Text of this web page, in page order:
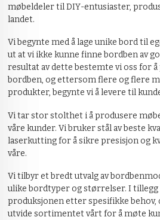
møbeldeler til DIY-entusiaster,
landet.
Vi begynte med å lage unike bord til
ut at vi ikke kunne finne bordben av
resultat av dette bestemte vi oss for
bordben, og ettersom flere og flere
produkter, begynte vi å levere til
Vi tar stor stolthet i å produsere
våre kunder. Vi bruker stål av beste
laserkutting for å sikre presisjon og
våre.
Vi tilbyr et bredt utvalg av
ulike bordtyper og størrelser. I tillegg
produksjonen etter spesifikke behov,
utvide sortimentet vårt for å møte